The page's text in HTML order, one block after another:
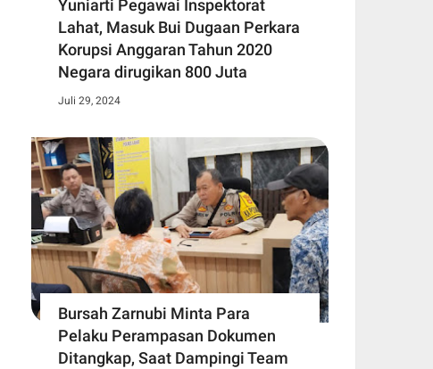
Yuniarti Pegawai Inspektorat
Lahat, Masuk Bui Dugaan Perkara
Korupsi Anggaran Tahun 2020
Negara dirugikan 800 Juta
Juli 29, 2024
Bursah Zarnubi Minta Para
Pelaku Perampasan Dokumen
Ditangkap, Saat Dampingi Team